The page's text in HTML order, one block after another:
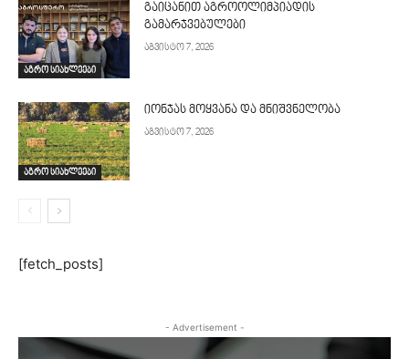
აგრო სიახლეები
გაიცანით აგროოლიმპიადის
გამარჯვებულები
აგვისტო 7, 2026
აგრო სიახლეები
იონჯას მოყვანა და მნიშვნელობა
აგვისტო 7, 2026
[fetch_posts]
- Advertisement -